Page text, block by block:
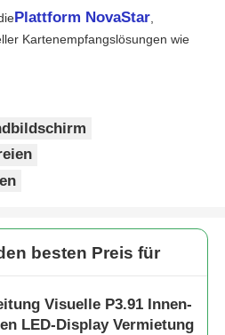
Plattform NovaStar,
Kartenempfangslösungen wie
besten Preis für
Visuelle P3.91 Innen-
LED-Display Vermietung